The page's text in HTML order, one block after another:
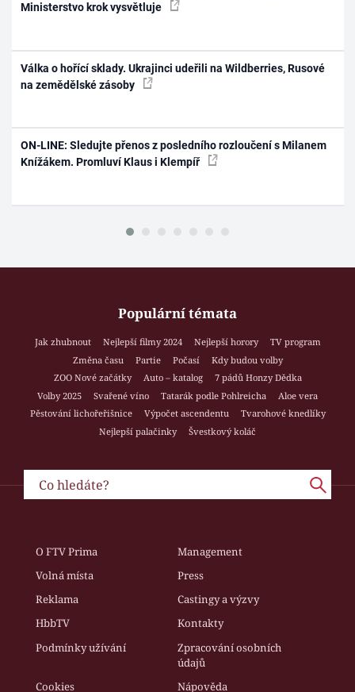
Ministerstvo krok vysvětluje
Válka o hořící sklady. Ukrajinci udeřili na Wildberries, Rusové
na zemědělské zásoby
ON-LINE: Sledujte přenos z posledního rozloučení s Milanem
Knížákem. Promluví Klaus i Klempíř
Populární témata
Jak zhubnout Nejlepší filmy 2024 Nejlepší horory
TV program
Změna času
Partie Počasí
Kdy budou volby
ZOO Nové začátky
Auto – katalog
7 pádů Honzy Dědka
Volby 2025
Svařené víno Tatarák podle Pohlreicha
Aloe vera
Pěstování lichořeřišnice
Výpočet ascendentu
Tvarohové knedlíky
Nejlepší palačinky
Švestkový koláč
O FTV Prima
Management
Volná místa
Press
Reklama
Castingy a výzvy
HbbTV
Kontakty
Podmínky užívání
Zpracování osobních
údajů
Cookies
Nápověda